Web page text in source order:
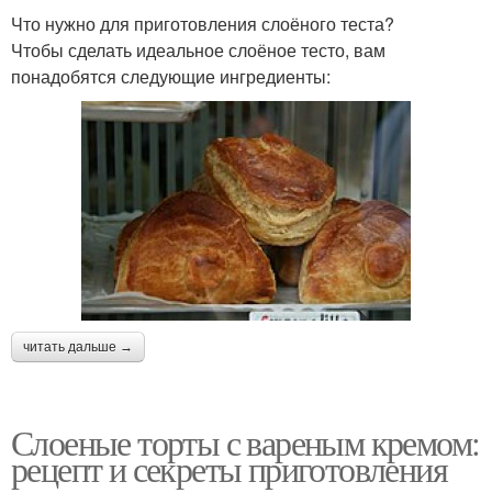
Что нужно для приготовления слоёного теста?
Чтобы сделать идеальное слоёное тесто, вам
понадобятся следующие ингредиенты:
читать дальше →
Слоеные торты с вареным кремом:
рецепт и секреты приготовления